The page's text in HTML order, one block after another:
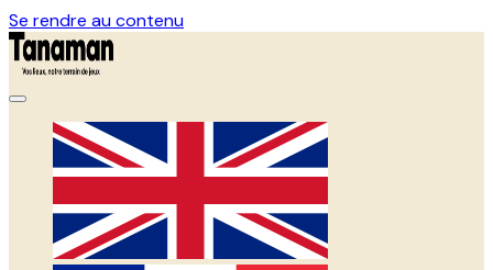
Se rendre au contenu